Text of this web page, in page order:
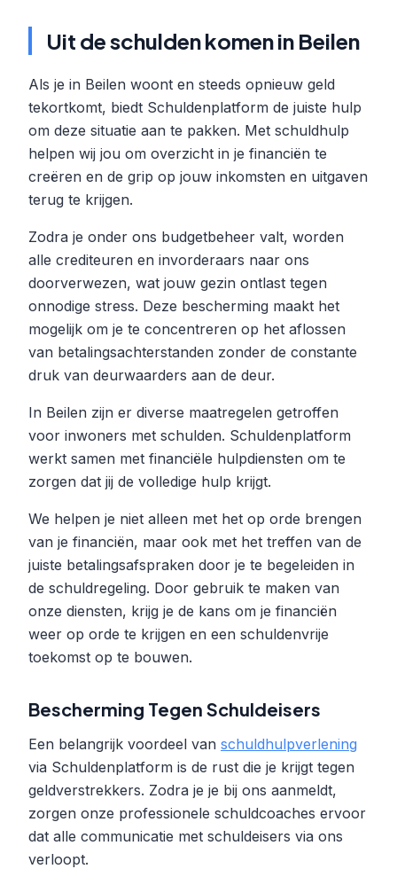
Uit de schulden komen in Beilen
Als je in Beilen woont en steeds opnieuw geld
tekortkomt, biedt Schuldenplatform de juiste hulp
om deze situatie aan te pakken. Met schuldhulp
helpen wij jou om overzicht in je financiën te
creëren en de grip op jouw inkomsten en uitgaven
terug te krijgen.
Zodra je onder ons budgetbeheer valt, worden
alle crediteuren en invorderaars naar ons
doorverwezen, wat jouw gezin ontlast tegen
onnodige stress. Deze bescherming maakt het
mogelijk om je te concentreren op het aflossen
van betalingsachterstanden zonder de constante
druk van deurwaarders aan de deur.
In Beilen zijn er diverse maatregelen getroffen
voor inwoners met schulden. Schuldenplatform
werkt samen met financiële hulpdiensten om te
zorgen dat jij de volledige hulp krijgt.
We helpen je niet alleen met het op orde brengen
van je financiën, maar ook met het treffen van de
juiste betalingsafspraken door je te begeleiden in
de schuldregeling. Door gebruik te maken van
onze diensten, krijg je de kans om je financiën
weer op orde te krijgen en een schuldenvrije
toekomst op te bouwen.
Bescherming Tegen Schuldeisers
Een belangrijk voordeel van schuldhulpverlening
via Schuldenplatform is de rust die je krijgt tegen
geldverstrekkers. Zodra je je bij ons aanmeldt,
zorgen onze professionele schuldcoaches ervoor
dat alle communicatie met schuldeisers via ons
verloopt.